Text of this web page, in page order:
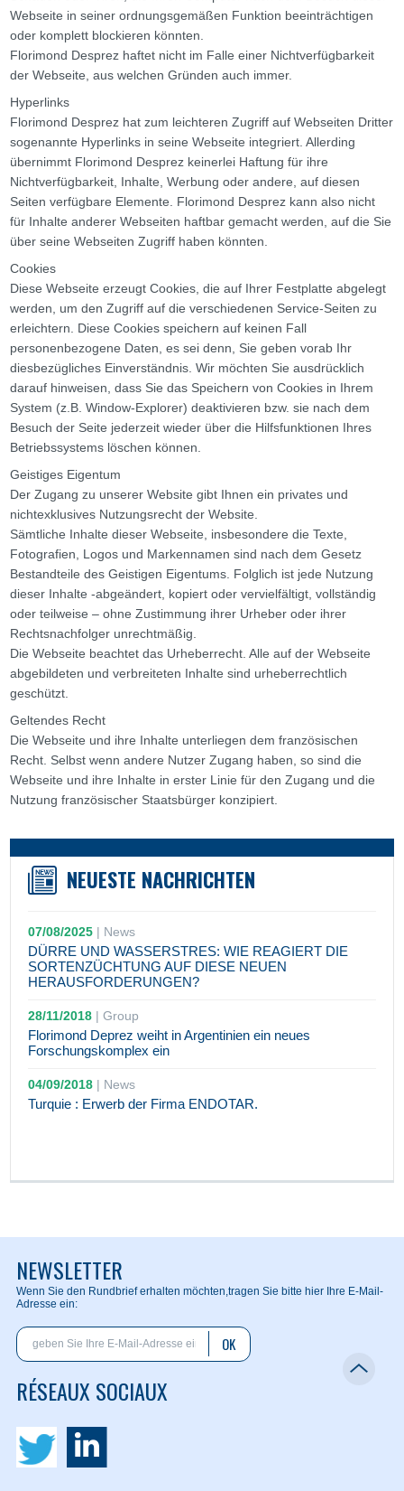
Webseite in seiner ordnungsgemäßen Funktion beeinträchtigen
oder komplett blockieren könnten.
Florimond Desprez haftet nicht im Falle einer Nichtverfügbarkeit
der Webseite, aus welchen Gründen auch immer.
Hyperlinks
Florimond Desprez hat zum leichteren Zugriff auf Webseiten Dritter
sogenannte Hyperlinks in seine Webseite integriert. Allerding
übernimmt Florimond Desprez keinerlei Haftung für ihre
Nichtverfügbarkeit, Inhalte, Werbung oder andere, auf diesen
Seiten verfügbare Elemente. Florimond Desprez kann also nicht
für Inhalte anderer Webseiten haftbar gemacht werden, auf die Sie
über seine Webseiten Zugriff haben könnten.
Cookies
Diese Webseite erzeugt Cookies, die auf Ihrer Festplatte abgelegt
werden, um den Zugriff auf die verschiedenen Service-Seiten zu
erleichtern. Diese Cookies speichern auf keinen Fall
personenbezogene Daten, es sei denn, Sie geben vorab Ihr
diesbezügliches Einverständnis. Wir möchten Sie ausdrücklich
darauf hinweisen, dass Sie das Speichern von Cookies in Ihrem
System (z.B. Window-Explorer) deaktivieren bzw. sie nach dem
Besuch der Seite jederzeit wieder über die Hilfsfunktionen Ihres
Betriebssystems löschen können.
Geistiges Eigentum
Der Zugang zu unserer Website gibt Ihnen ein privates und
nichtexklusives Nutzungsrecht der Website.
Sämtliche Inhalte dieser Webseite, insbesondere die Texte,
Fotografien, Logos und Markennamen sind nach dem Gesetz
Bestandteile des Geistigen Eigentums. Folglich ist jede Nutzung
dieser Inhalte -abgeändert, kopiert oder vervielfältigt, vollständig
oder teilweise – ohne Zustimmung ihrer Urheber oder ihrer
Rechtsnachfolger unrechtmäßig.
Die Webseite beachtet das Urheberrecht. Alle auf der Webseite
abgebildeten und verbreiteten Inhalte sind urheberrechtlich
geschützt.
Geltendes Recht
Die Webseite und ihre Inhalte unterliegen dem französischen
Recht. Selbst wenn andere Nutzer Zugang haben, so sind die
Webseite und ihre Inhalte in erster Linie für den Zugang und die
Nutzung französischer Staatsbürger konzipiert.
NEUESTE NACHRICHTEN
07/08/2025 | News
DÜRRE UND WASSERSTRES: WIE REAGIERT DIE
SORTENZÜCHTUNG AUF DIESE NEUEN
HERAUSFORDERUNGEN?
28/11/2018 |Group
Florimond Deprez weiht in Argentinien ein neues
Forschungskomplex ein
04/09/2018 | News
Turquie : Erwerb der Firma ENDOTAR.
NEWSLETTER
Wenn Sie den Rundbrief erhalten möchten,tragen Sie bitte hier Ihre E-Mail-
Adresse ein:
OK
RÉSEAUX SOCIAUX